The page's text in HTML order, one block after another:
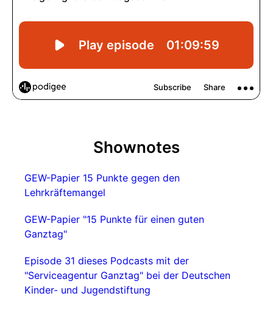
Shownotes
GEW-Papier 15 Punkte gegen den
Lehrkräftemangel
GEW-Papier "15 Punkte für einen guten
Ganztag"
Episode 31 dieses Podcasts mit der
"Serviceagentur Ganztag" bei der Deutschen
Kinder- und Jugendstiftung